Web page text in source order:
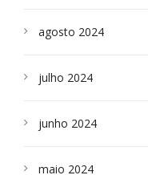
agosto 2024
julho 2024
junho 2024
maio 2024